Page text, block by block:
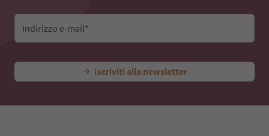
Indirizzo e-mail*
Iscriviti alla newsletter